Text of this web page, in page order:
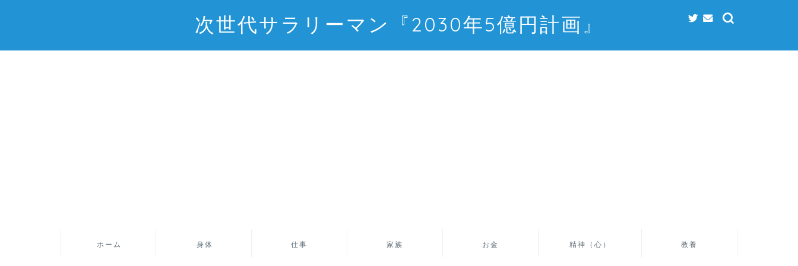
次世代サラリーマン『2030年5億円計画』
ホーム 身体 仕事 家族 お金 精神（心） 教養